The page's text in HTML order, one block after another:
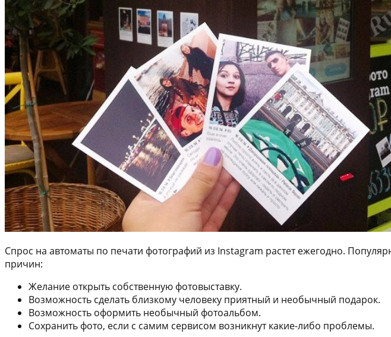
Спрос на автоматы по печати фотографий из Instagram растет ежегодно.
причин:
Желание открыть собственную фотовыставку.
Возможность сделать близкому человеку приятный и необычный подарок.
Возможность оформить необычный фотоальбом.
Сохранить фото, если с самим сервисом возникнут какие-либо проблемы.